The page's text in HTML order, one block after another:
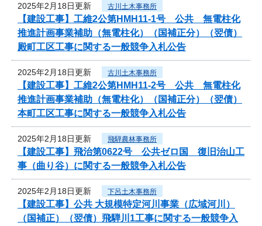
2025年2月18日更新 古川土木事務所
【建設工事】工維2公第HMH11-1号 公共 無電柱化
推進計画事業補助（無電柱化）（国補正分）（翌債）
殿町工区工事に関する一般競争入札公告
2025年2月18日更新 古川土木事務所
【建設工事】工維2公第HMH11-2号 公共 無電柱化
推進計画事業補助（無電柱化）（国補正分）（翌債）
本町工区工事に関する一般競争入札公告
2025年2月18日更新 飛騨農林事務所
【建設工事】飛治第0622号 公共ゼロ国 復旧治山工
事（曲り谷）に関する一般競争入札公告
2025年2月18日更新 下呂土木事務所
【建設工事】公共 大規模特定河川事業（広域河川）
（国補正）（翌債）飛騨川1工事に関する一般競争入